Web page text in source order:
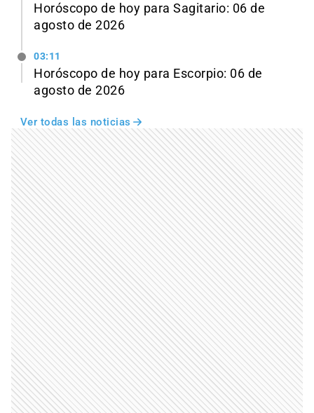
Horóscopo de hoy para Sagitario: 06 de
agosto de 2026
03:11
Horóscopo de hoy para Escorpio: 06 de
agosto de 2026
Ver todas las noticias